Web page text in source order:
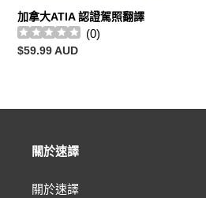
譯
加拿大ATIA 認證駕照翻譯
(0)
定
$59.99 AUD
關於速譯
關於速譯